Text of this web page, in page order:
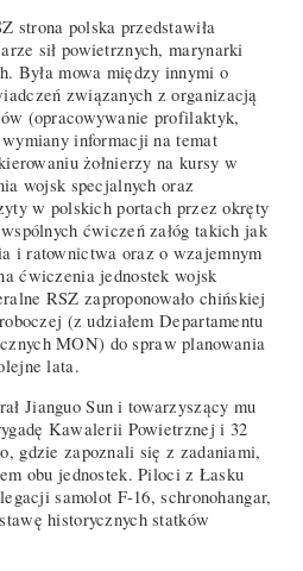
strona polska przedstawiła
sił powietrznych, marynarki
Była mowa między innymi o
związanych z organizacją
(opracowywanie profilaktyk,
informacji na temat
żołnierzy na kursy w
wojsk specjalnych oraz
w polskich portach przez okręty
ćwiczeń załóg takich jak
i ratownictwa oraz o wzajemnym
ćwiczenia jednostek wojsk
RSZ zaproponowało chińskiej
(z udziałem Departamentu
MON) do spraw planowania
lata.
Jianguo Sun i towarzyszący mu
Kawalerii Powietrznej i 32
gdzie zapoznali się z zadaniami,
obu jednostek. Piloci z Łasku
samolot F-16, schronohangar,
historycznych statków